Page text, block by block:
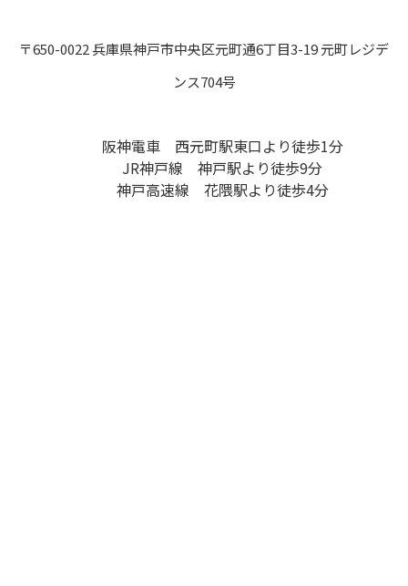
〒650-0022 兵庫県神戸市中央区元町通6丁目3-19 元町レジデ
ンス704号
阪神電車 西元町駅東口より徒歩1分
JR神戸線 神戸駅より徒歩9分
神戸高速線 花隈駅より徒歩4分